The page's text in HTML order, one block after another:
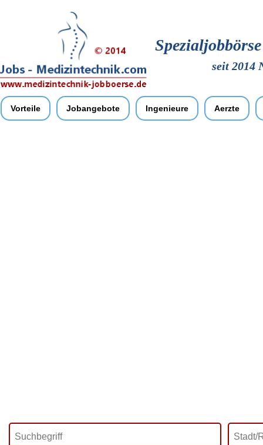
seit 2014
Vorteile Jobangebote Ingenieure Aerzte